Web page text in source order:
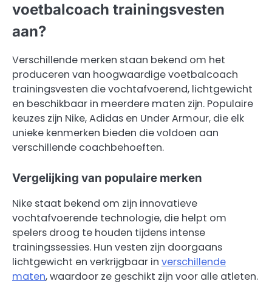
voetbalcoach trainingsvesten
aan?
Verschillende merken staan bekend om het
produceren van hoogwaardige voetbalcoach
trainingsvesten die vochtafvoerend, lichtgewicht
en beschikbaar in meerdere maten zijn. Populaire
keuzes zijn Nike, Adidas en Under Armour, die elk
unieke kenmerken bieden die voldoen aan
verschillende coachbehoeften.
Vergelijking van populaire merken
Nike staat bekend om zijn innovatieve
vochtafvoerende technologie, die helpt om
spelers droog te houden tijdens intense
trainingssessies. Hun vesten zijn doorgaans
lichtgewicht en verkrijgbaar in verschillende
maten, waardoor ze geschikt zijn voor alle atleten.